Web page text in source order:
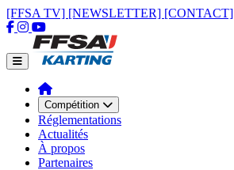
[FFSA TV] [NEWSLETTER] [CONTACT]
Compétition
Réglementations
Actualités
À propos
Partenaires